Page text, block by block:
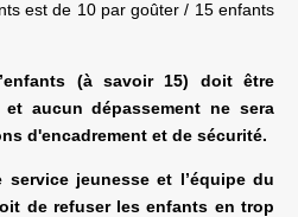
est de 10 par goûter / 15 enfants
(à savoir 15) doit être
et aucun dépassement ne sera
d'encadrement et de sécurité.
jeunesse et l’équipe du
de refuser les enfants en trop